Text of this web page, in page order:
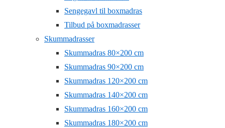
Sengegavl til boxmadras
Tilbud på boxmadrasser
Skummadrasser
Skummadras 80×200 cm
Skummadras 90×200 cm
Skummadras 120×200 cm
Skummadras 140×200 cm
Skummadras 160×200 cm
Skummadras 180×200 cm